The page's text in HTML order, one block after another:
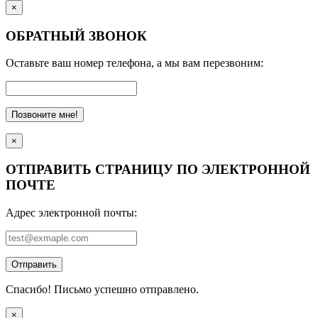
×
ОБРАТНЫЙ ЗВОНОК
Оставьте ваш номер телефона, а мы вам перезвоним:
Позвоните мне!
×
ОТПРАВИТЬ СТРАНИЦУ ПО ЭЛЕКТРОННОЙ
ПОЧТЕ
Адрес электронной почты:
Отправить
Спасибо! Письмо успешно отправлено.
×